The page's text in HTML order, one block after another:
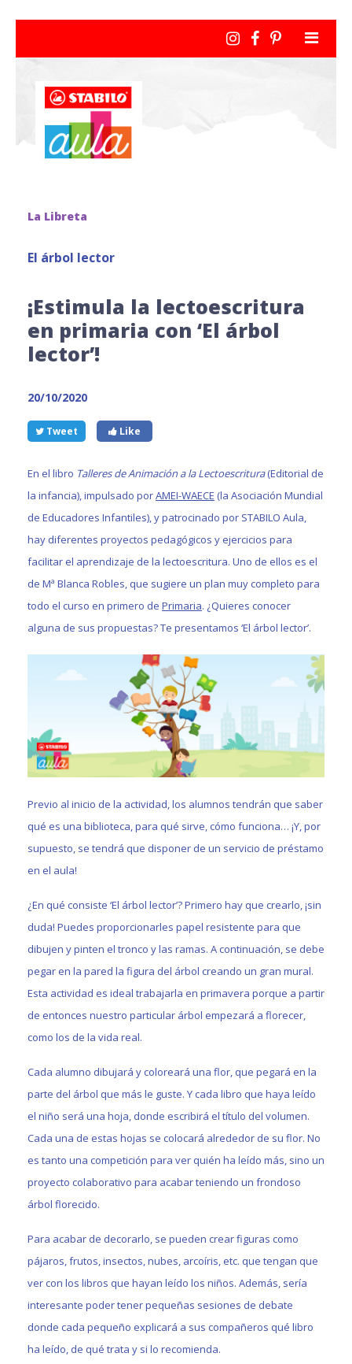
La Libreta
El árbol lector
¡Estimula la lectoescritura
en primaria con ‘El árbol
lector’!
20/10/2020
Tweet Like
En el libro Talleres de Animación a la Lectoescritura(Editorial de
la infancia), impulsado porAMEI-WAECE (la Asociación Mundial
de Educadores Infantiles), y patrocinado por STABILO Aula,
hay diferentes proyectos pedagógicos y ejercicios para
facilitar el aprendizaje de la lectoescritura. Uno de ellos es el
de Mª Blanca Robles, que sugiere un plan muy completo para
todo el curso en primero de Primaria. ¿Quieres conocer
alguna de sus propuestas? Te presentamos ‘El árbol lector’.
Previo al inicio de la actividad, los alumnos tendrán que saber
qué es una biblioteca, para qué sirve, cómo funciona… ¡Y, por
supuesto, se tendrá que disponer de un servicio de préstamo
en el aula!
¿En qué consiste ‘El árbol lector’? Primero hay que crearlo, ¡sin
duda! Puedes proporcionarles papel resistente para que
dibujen y pinten el tronco y las ramas. A continuación, se debe
pegar en la pared la figura del árbol creando un gran mural.
Esta actividad es ideal trabajarla en primavera porque a partir
de entonces nuestro particular árbol empezará a florecer,
como los de la vida real.
Cada alumno dibujará y coloreará una flor, que pegará en la
parte del árbol que más le guste. Y cada libro que haya leído
el niño será una hoja, donde escribirá el título del volumen.
Cada una de estas hojas se colocará alrededor de su flor. No
es tanto una competición para ver quién ha leído más, sino un
proyecto colaborativo para acabar teniendo un frondoso
árbol florecido.
Para acabar de decorarlo, se pueden crear figuras como
pájaros, frutos, insectos, nubes, arcoíris, etc. que tengan que
ver con los libros que hayan leído los niños. Además, sería
interesante poder tener pequeñas sesiones de debate
donde cada pequeño explicará a sus compañeros qué libro
ha leído, de qué trata y si lo recomienda.